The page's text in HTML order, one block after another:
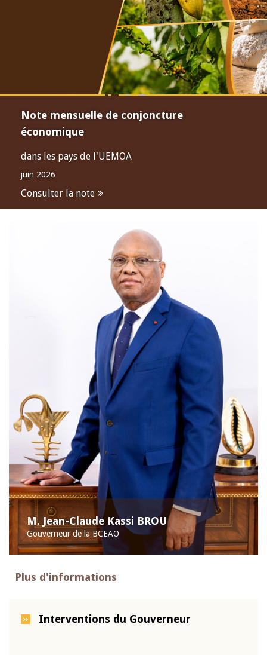
Note mensuelle de conjoncture
économique
dans les pays de l'UEMOA
juin 2026
Consulter la note
M. Jean-Claude Kassi BROU
Gouverneur de la BCEAO
Plus d'informations
Interventions du Gouverneur